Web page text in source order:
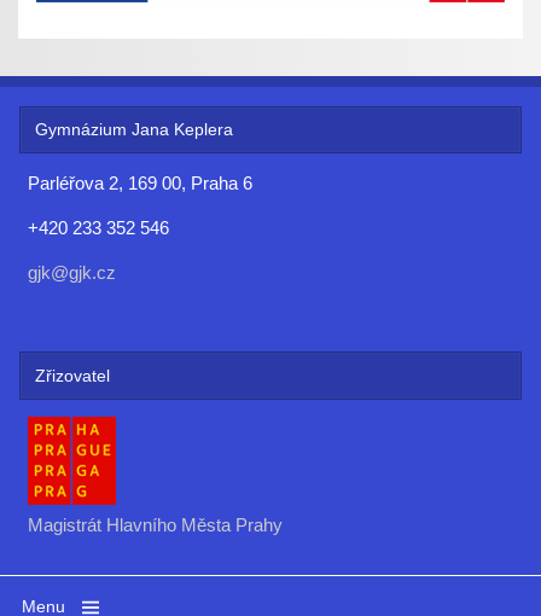
Gymnázium Jana Keplera
Parléřova 2, 169 00, Praha 6
+420 233 352 546
gjk@gjk.cz
Zřizovatel
Magistrát Hlavního Města Prahy
Menu